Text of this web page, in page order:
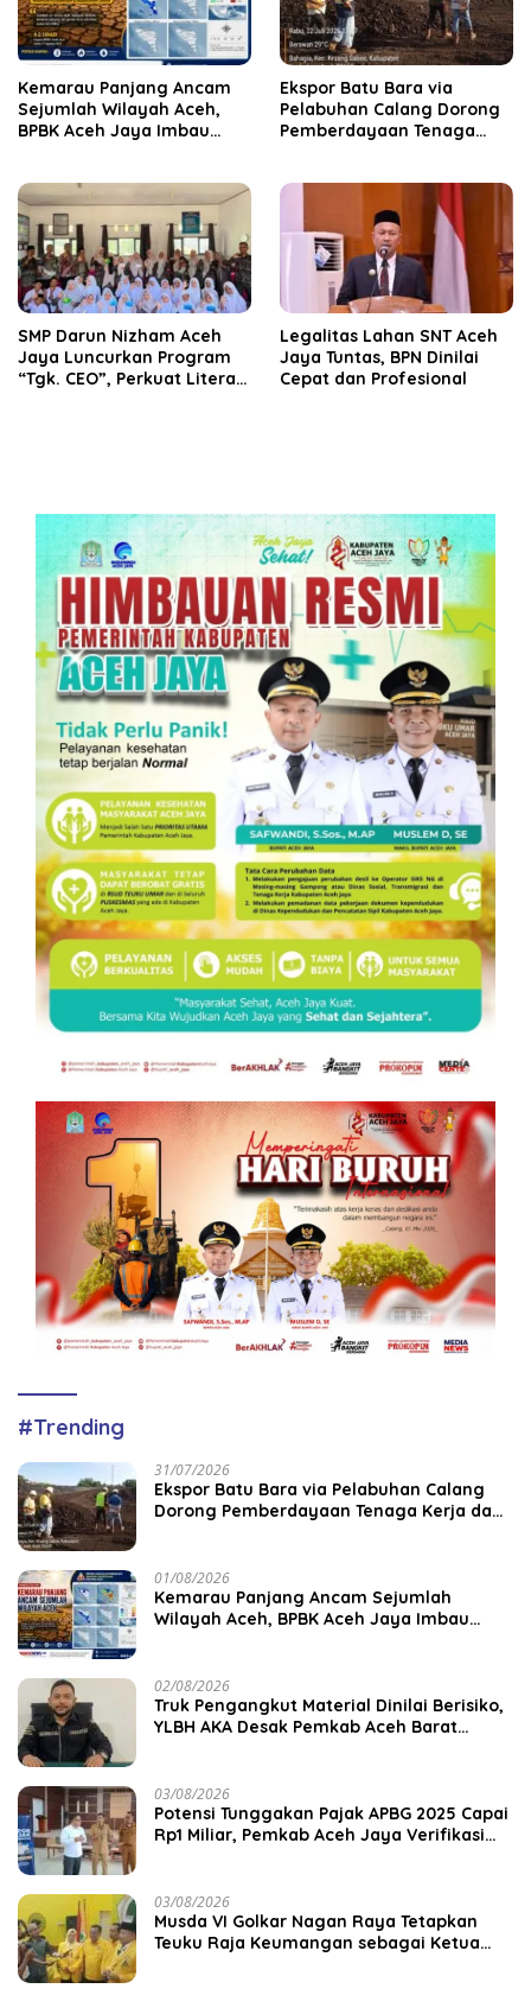
Kemarau Panjang Ancam
Sejumlah Wilayah Aceh,
BPBK Aceh Jaya Imbau
‎Ekspor Batu Bara via
Pelabuhan Calang Dorong
Pemberdayaan Tenaga
SMP Darun Nizham Aceh
Jaya Luncurkan Program
“Tgk. CEO”, Perkuat Literasi
Legalitas Lahan SNT Aceh
Jaya Tuntas, BPN Dinilai
Cepat dan Profesional
#Trending
31/07/2026
‎Ekspor Batu Bara via Pelabuhan Calang
Dorong Pemberdayaan Tenaga Kerja dan
01/08/2026
Kemarau Panjang Ancam Sejumlah
Wilayah Aceh, BPBK Aceh Jaya Imbau
02/08/2026
Truk Pengangkut Material Dinilai Berisiko,
YLBH AKA Desak Pemkab Aceh Barat
03/08/2026
Potensi Tunggakan Pajak APBG 2025 Capai
Rp1 Miliar, Pemkab Aceh Jaya Verifikasi
03/08/2026
Musda VI Golkar Nagan Raya Tetapkan
Teuku Raja Keumangan sebagai Ketua